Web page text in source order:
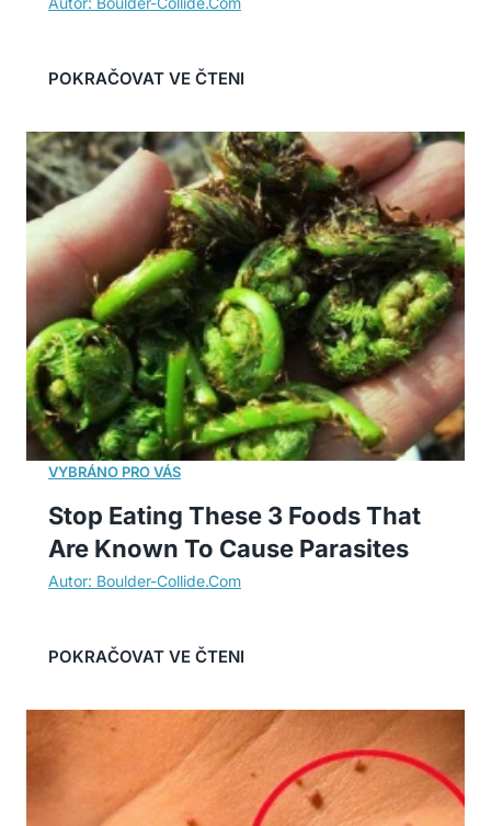
Stop Eating These 3 Foods That
Are Known To Cause Parasites